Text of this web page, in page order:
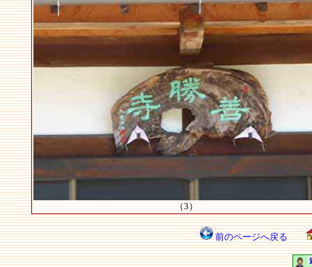
（3）
前のページへ戻る